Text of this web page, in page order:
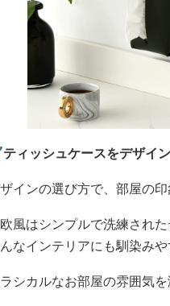
ィッシュケースをデザイ
インの選び方で、部屋の印
風はシンプルで洗練された
なインテリアにも馴染みや
シカルなお部屋の雰囲気